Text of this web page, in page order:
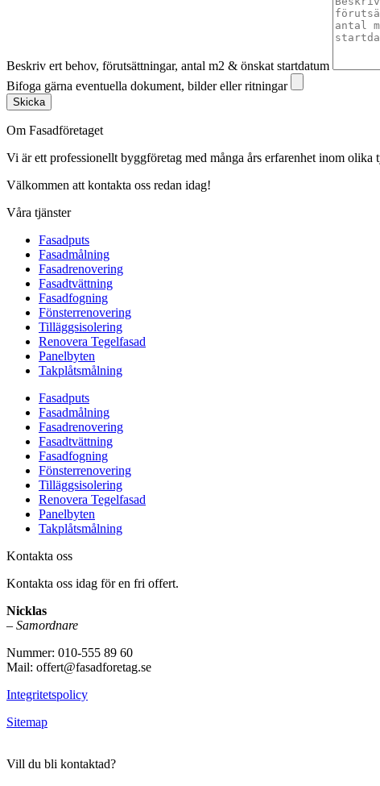
Beskriv ert behov, förutsättningar, antal m2 & önskat startdatum
Bifoga gärna eventuella dokument, bilder eller ritningar
Skicka
Om Fasadföretaget
Vi är ett professionellt byggföretag med många års erfarenhet inom
Välkommen att kontakta oss redan idag!
Våra tjänster
Fasadputs
Fasadmålning
Fasadrenovering
Fasadtvättning
Fasadfogning
Fönsterrenovering
Tilläggsisolering
Renovera Tegelfasad
Panelbyten
Takplåtsmålning
Fasadputs
Fasadmålning
Fasadrenovering
Fasadtvättning
Fasadfogning
Fönsterrenovering
Tilläggsisolering
Renovera Tegelfasad
Panelbyten
Takplåtsmålning
Kontakta oss
Kontakta oss idag för en fri offert.
Nicklas
– Samordnare
Nummer: 010-555 89 60
Mail: offert@fasadforetag.se
Integritetspolicy
Sitemap
Vill du bli kontaktad?